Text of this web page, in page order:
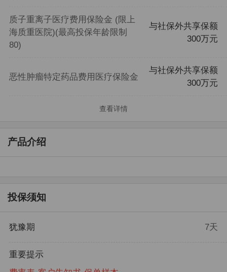
质子重离子医疗费用保险金 (限上
海质重医院)(最高投保年龄限制
80)
与社保外共享保额
300万元
恶性肿瘤特定药品费用医疗保险金
与社保外共享保额
300万元
查看详情
产品介绍
投保须知
犹豫期 7天
重要提示